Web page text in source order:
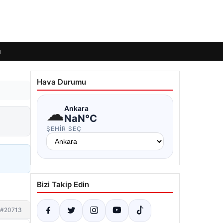
#20713
Hava Durumu
☁Ankara
NaN°C
ŞEHIR SEÇ
Bizi Takip Edin